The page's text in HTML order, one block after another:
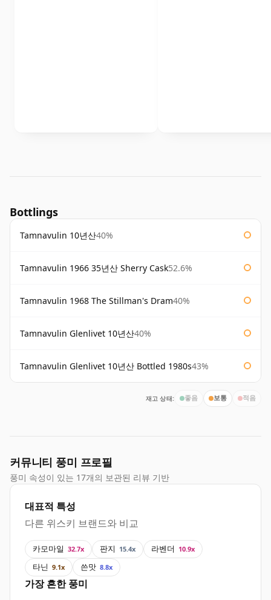
Bottlings
Tamnavulin 10년산40%
Tamnavulin 1966 35년산 Sherry Cask52.6%
Tamnavulin 1968 The Stillman's Dram40%
Tamnavulin Glenlivet 10년산40%
Tamnavulin Glenlivet 10년산 Bottled 1980s43%
재고 상태: 좋음 보통 적음
커뮤니티 풍미 프로필
풍미 속성이 있는 17개의 보관된 리뷰 기반
대표적 특성
다른 위스키 브랜드와 비교
카모마일 32.7x 판지 15.4x 라벤더 10.9x
타닌 9.1x 쓴맛 8.8x
가장 흔한 풍미